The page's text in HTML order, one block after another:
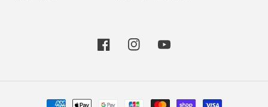
FacebookInstagramYouTube
決